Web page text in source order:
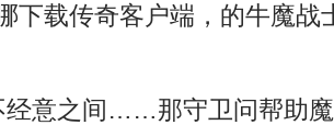
下载传奇客户端，的牛魔战
经意之间……那守卫问帮助